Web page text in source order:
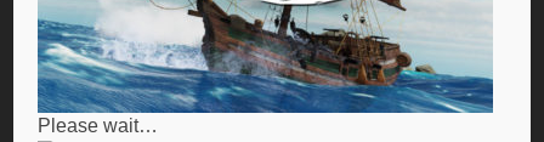
Please wait…